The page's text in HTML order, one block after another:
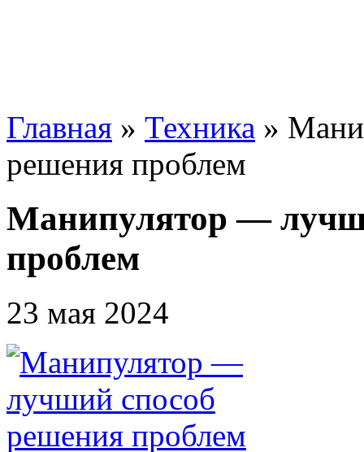
Главная » Техника »
решения проблем
Манипулятор —
проблем
23 мая 2024